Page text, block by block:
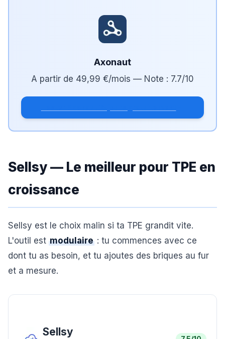
Axonaut
A partir de 49,99 €/mois — Note : 7.7/10
Sellsy — Le meilleur pour TPE en
croissance
Sellsy est le choix malin si ta TPE grandit vite.
L'outil est modulaire : tu commences avec ce
dont tu as besoin, et tu ajoutes des briques au fur
et a mesure.
Sellsy